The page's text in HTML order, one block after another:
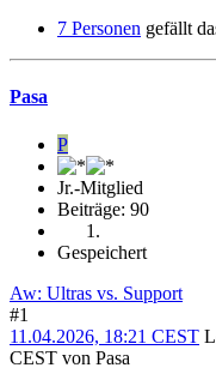
7 Personen gefällt
Pasa
P
Jr.-Mitglied
Beiträge: 90
Gespeichert
Aw: Ultras vs. Support
#1
11.04.2026, 18:21 CEST
CEST von Pasa